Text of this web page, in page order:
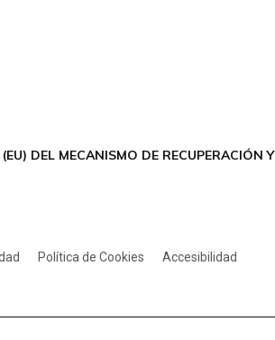
DEL MECANISMO DE RECUPERACIÓN Y
Política de Cookies Accesibilidad